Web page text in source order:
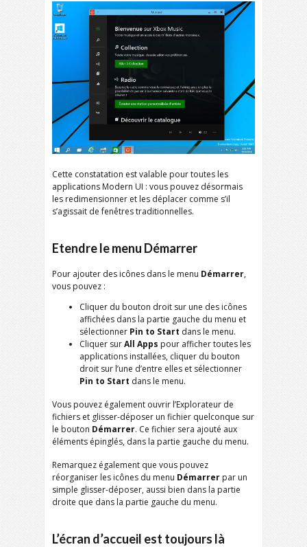
Cette constatation est valable pour toutes les
applications Modern UI : vous pouvez désormais
les redimensionner et les déplacer comme s’il
s’agissait de fenêtres traditionnelles.
Etendre le menu Démarrer
Pour ajouter des icônes dans le menu Démarrer,
vous pouvez :
Cliquer du bouton droit sur une des icônes
affichées dans la partie gauche du menu et
sélectionner Pin to Start dans le menu.
Cliquer surAll Apps pour afficher toutes les
applications installées, cliquer du bouton
droit sur l’une d’entre elles et sélectionner
Pin to Start dans le menu.
Vous pouvez également ouvrir l’Explorateur de
fichiers et glisser-déposer un fichier quelconque sur
le bouton Démarrer. Ce fichier sera ajouté aux
éléments épinglés, dans la partie gauche du menu.
Remarquez également que vous pouvez
réorganiser les icônes du menu Démarrer par un
simple glisser-déposer, aussi bien dans la partie
droite que dans la partie gauche du menu.
L’écran d’accueil est toujours là